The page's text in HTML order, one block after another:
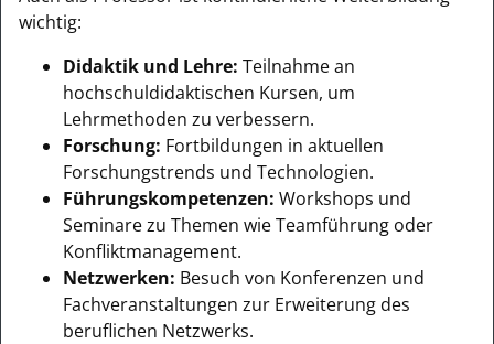
wichtig:
Didaktik und Lehre: Teilnahme an
hochschuldidaktischen Kursen, um
Lehrmethoden zu verbessern.
Forschung: Fortbildungen in aktuellen
Forschungstrends und Technologien.
Führungskompetenzen: Workshops und
Seminare zu Themen wie Teamführung oder
Konfliktmanagement.
Netzwerken: Besuch von Konferenzen und
Fachveranstaltungen zur Erweiterung des
beruflichen Netzwerks.